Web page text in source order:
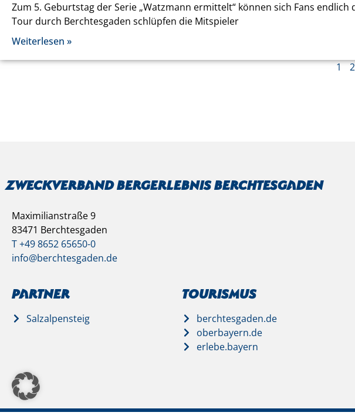
Zum 5. Geburtstag der Serie „Watzmann ermittelt“ können sich Fans
Tour durch Berchtesgaden schlüpfen die Mitspieler
Weiterlesen »
1
2
Zweckverband Bergerlebnis Berchtesgaden
Maximilianstraße 9
83471 Berchtesgaden
T +49 8652 65650-0
info@berchtesgaden.de
Partner
Salzalpensteig
Tourismus
berchtesgaden.de
oberbayern.de
erlebe.bayern